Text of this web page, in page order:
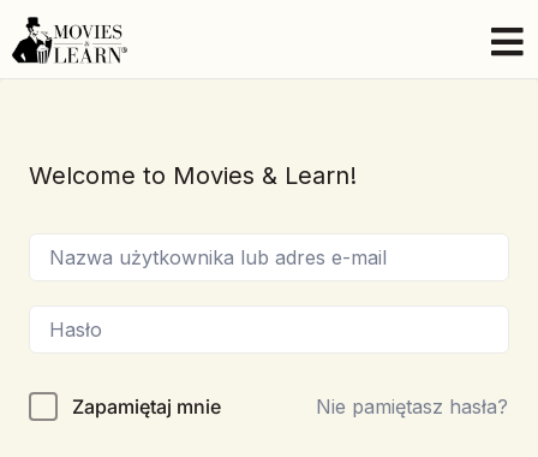
Welcome to Movies & Learn!
Zapamiętaj mnie Nie pamiętasz hasła?